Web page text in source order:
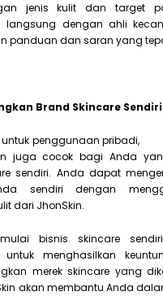
jenis kulit dan target
langsung dengan ahli
panduan dan saran yang
Brand Skincare Sendiri
penggunaan pribadi,
juga cocok bagi Anda
sendiri. Anda dapat
sendiri dengan
dari JhonSkin.
bisnis skincare
untuk menghasilkan
merek skincare yang
akan membantu Anda